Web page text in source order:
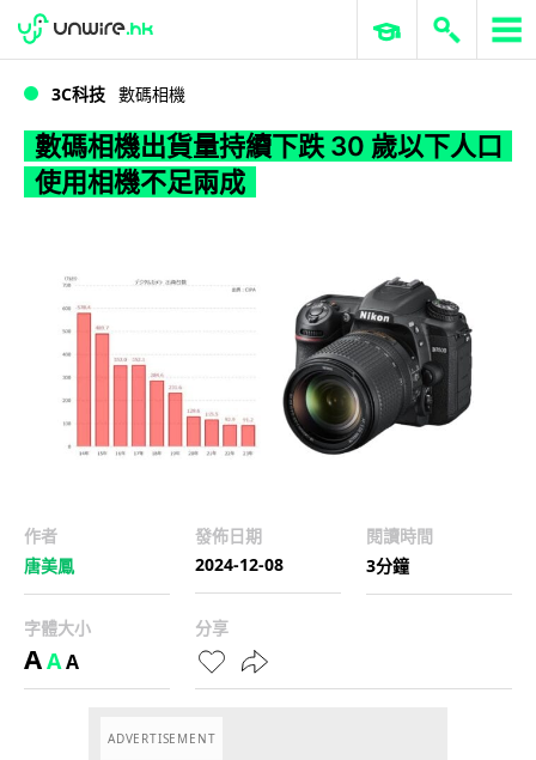
WWDC 2026 ERP 與商業 AI
3C科技 數碼相機
數碼相機出貨量持續下跌 30 歲以下人口
使用相機不足兩成
作者
唐美鳳
發佈日期
2024-12-08
閱讀時間
3分鐘
字體大小
AAA
分享
ADVERTISEMENT